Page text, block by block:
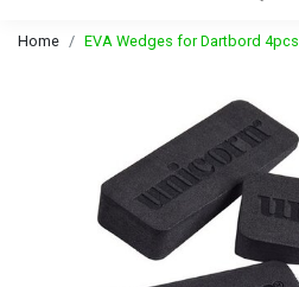
Home EVA Wedges for Dartbord 4pcs